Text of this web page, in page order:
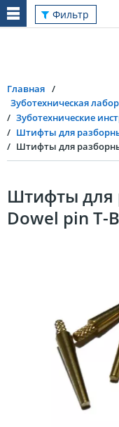
Фильтр
Главная
Зуботехническая
Зуботехнические
Штифты для
Штифты для
Штифты для
Dowel pin T-